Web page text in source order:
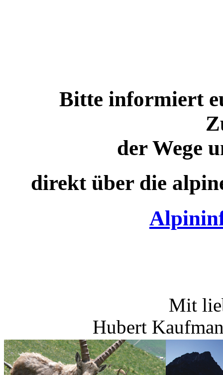
Bitte informiert
der Wege
direkt über die
Mit
Hubert